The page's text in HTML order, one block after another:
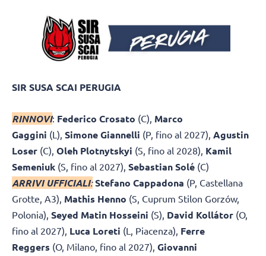
SIR SUSA SCAI PERUGIA
RINNOVI: Federico Crosato (C), Marco
Gaggini (L), Simone Giannelli (P, fino al 2027), Agustin
Loser (C), Oleh Plotnytskyi (S, fino al 2028), Kamil
Semeniuk (S, fino al 2027), Sebastian Solé (C)
ARRIVI UFFICIALI:Stefano Cappadona (P, Castellana
Grotte, A3), Mathis Henno (S, Cuprum Stilon Gorzów,
Polonia), Seyed Matin Hosseini (S), David Kollátor (O,
fino al 2027), Luca Loreti (L, Piacenza), Ferre
Reggers (O, Milano, fino al 2027), Giovanni